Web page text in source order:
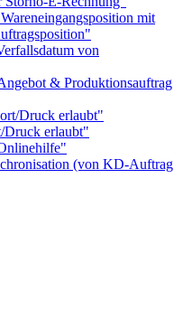
mit
von
& Produktionsauftrag
Druck erlaubt"
erlaubt"
(von KD-Auftrag